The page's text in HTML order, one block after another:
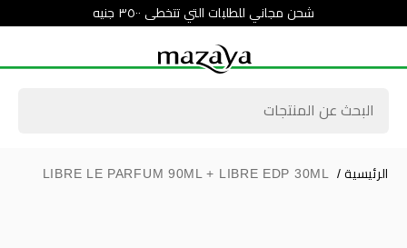
شحن مجاني للطلبات التي تتخطى ٣٥٠٠ جنيه
الرئيسية /
LIBRE LE PARFUM 90ML + LIBRE EDP 30ML